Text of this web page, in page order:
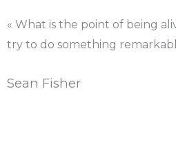
« What is the point of being
try to do something
Sean Fisher